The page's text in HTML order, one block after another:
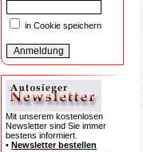
in Cookie speichern
Mit unserem kostenlosen
Newsletter sind Sie immer
bestens informiert.
• Newsletter bestellen